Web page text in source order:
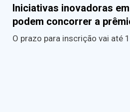
Iniciativas inovadoras
podem concorrer a
O prazo para inscrição vai até